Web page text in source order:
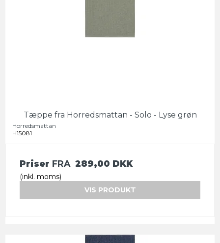
Tæppe fra Horredsmattan - Solo - Lyse grøn
Horredsmattan
H15081
Priser FRA 289,00 DKK
(inkl. moms)
VIS PRODUKT